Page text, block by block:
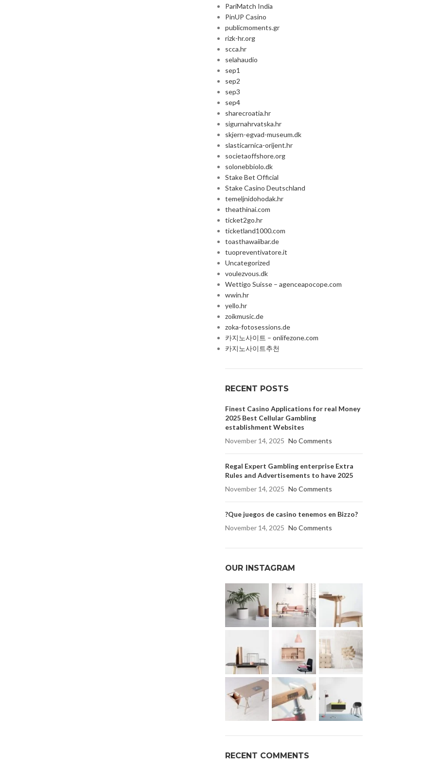
PariMatch India
PinUP Casino
publicmoments.gr
rizk-hr.org
scca.hr
selahaudio
sep1
sep2
sep3
sep4
sharecroatia.hr
sigurnahrvatska.hr
skjern-egvad-museum.dk
slasticarnica-orijent.hr
societaoffshore.org
solonebbiolo.dk
Stake Bet Official
Stake Casino Deutschland
temeljnidohodak.hr
theathinai.com
ticket2go.hr
ticketland1000.com
toasthawaiibar.de
tuopreventivatore.it
Uncategorized
voulezvous.dk
Wettigo Suisse – agenceapocope.com
wwin.hr
yello.hr
zoikmusic.de
zoka-fotosessions.de
카지노사이트 – onlifezone.com
카지노사이트추천
RECENT POSTS
Finest Casino Applications for real Money
2025 Best Cellular Gambling
establishment Websites
November 14, 2025 No Comments
Regal Expert Gambling enterprise Extra
Rules and Advertisements to have 2025
November 14, 2025 No Comments
?Que juegos de casino tenemos en Bizzo?
November 14, 2025 No Comments
OUR INSTAGRAM
RECENT COMMENTS